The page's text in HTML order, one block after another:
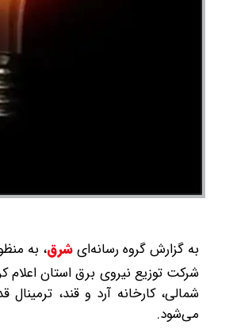
به گزارش گروه رسانه‌ایشرق، به
شمالی، کارخانه آرد و قند،
می‌شود.